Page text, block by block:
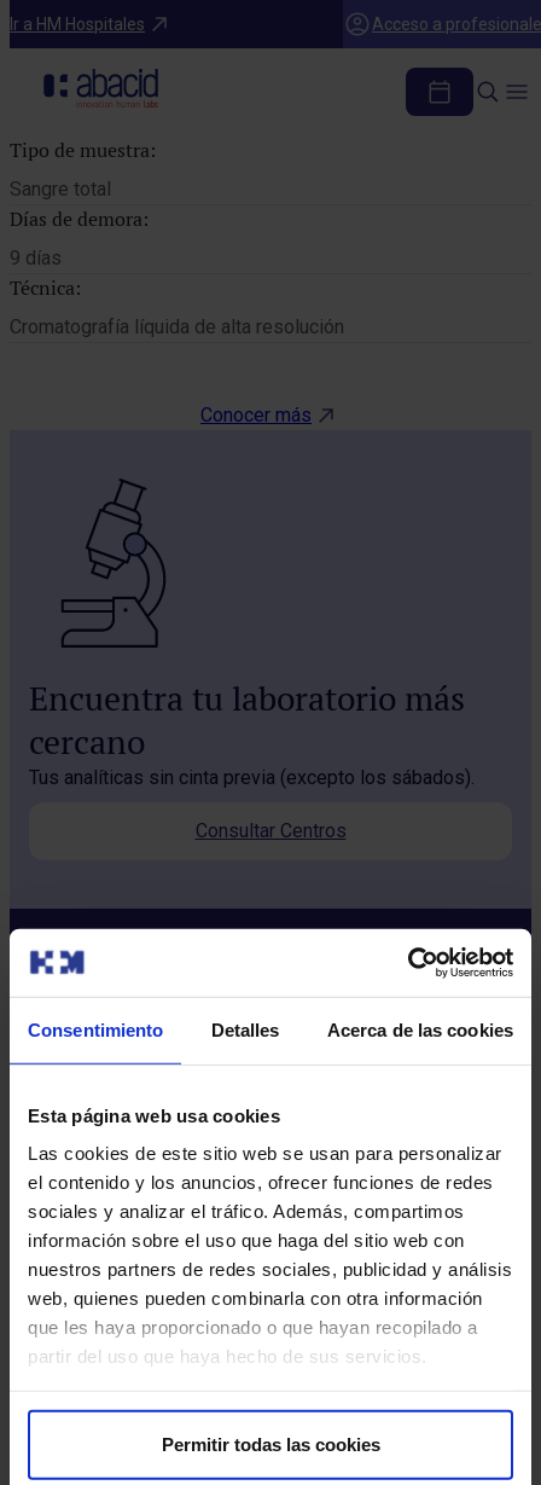
Consentimiento Detalles Acerca de las cookies
Esta página web usa cookies
Las cookies de este sitio web se usan para personalizar
el contenido y los anuncios, ofrecer funciones de redes
sociales y analizar el tráfico. Además, compartimos
información sobre el uso que haga del sitio web con
nuestros partners de redes sociales, publicidad y análisis
web, quienes pueden combinarla con otra información
que les haya proporcionado o que hayan recopilado a
partir del uso que haya hecho de sus servicios.
Permitir todas las cookies
Ir a HM Hospitales Acceso a
Catálogo de pruebas
TIOPURINA METILTRANSFERASA
Tipo de muestra:
Sangre total
Días de demora:
9 días
Técnica:
Cromatografía líquida de alta resolución
Conocer más
Encuentra tu laboratorio más
cercano
Tus analíticas sin cinta previa (excepto los sábados).
Consultar Centros
Más HM Hospitales
Fundación HM​
Instituto HM Hospitales​
Intranet HM Hospitales​